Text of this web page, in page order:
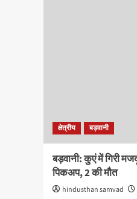
क्षेत्रीय बड़वानी
बड़वानी: कुएं में गिरी
पिकअप, 2 की मौत
hindusthan samvad